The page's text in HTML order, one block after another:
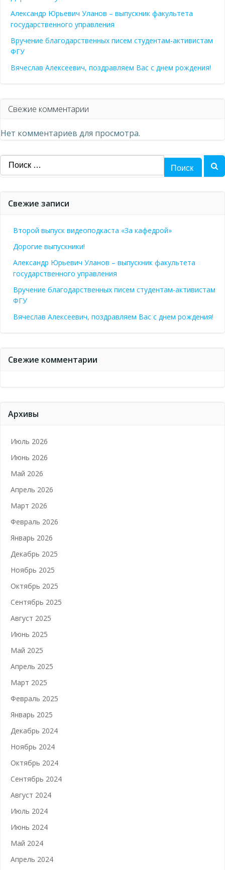
Александр Юрьевич Уланов – выпускник факультета
государственного управления
Вручение благодарственных писем студентам-активистам
ФГУ
Вячеслав Алексеевич, поздравляем Вас с днем рождения!
Свежие комментарии
Нет комментариев для просмотра.
Найти:
Свежие записи
Второй выпуск видеоподкаста «За кафедрой»
Дорогие выпускники!
Александр Юрьевич Уланов – выпускник факультета
государственного управления
Вручение благодарственных писем студентам-активистам
ФГУ
Вячеслав Алексеевич, поздравляем Вас с днем рождения!
Свежие комментарии
Архивы
Июль 2026
Июнь 2026
Май 2026
Апрель 2026
Март 2026
Февраль 2026
Январь 2026
Декабрь 2025
Ноябрь 2025
Октябрь 2025
Сентябрь 2025
Август 2025
Июнь 2025
Май 2025
Апрель 2025
Март 2025
Февраль 2025
Январь 2025
Декабрь 2024
Ноябрь 2024
Октябрь 2024
Сентябрь 2024
Август 2024
Июль 2024
Июнь 2024
Май 2024
Апрель 2024